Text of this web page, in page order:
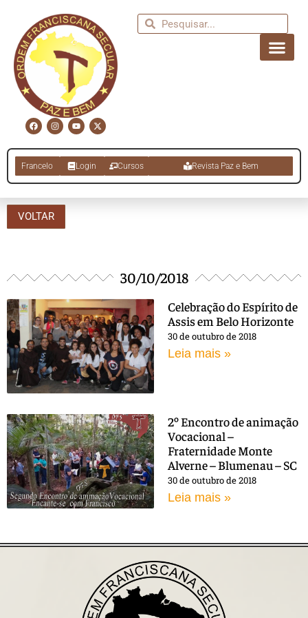
Francelo Login Cursos Revista Paz e Bem
VOLTAR
30/10/2018
Celebração do Espírito de
Assis em Belo Horizonte
30 de outubro de 2018
Leia mais »
2º Encontro de animação
Vocacional –
Fraternidade Monte
Alverne – Blumenau – SC
30 de outubro de 2018
Leia mais »